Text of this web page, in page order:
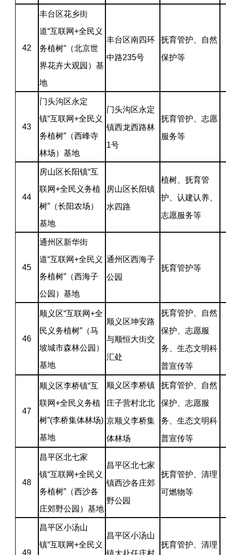
42
丰台区花乡街
道“互联网+全民义
务植树”（北京世
界花卉大观园）基
地
丰台区南四环
中路235号
抚育管护、自然
保护等
43
门头沟区永定
镇“互联网+全民义
务植树”（西峰寺
林场）基地
门头沟区永定
镇西龙西路林
1号
抚育管护、志愿
服务等
44
房山区长阳镇“互
联网+全民义务植
树”（长阳农场）
基地
房山区长阳镇
水四路
植树、抚育管
护、认建认养、
志愿服务等
45
通州区新华街
道“互联网+全民义
务植树”（西海子
公园）基地
通州区西海子
公园
抚育管护等
46
顺义区“互联网+全
民义务植树”（马
坡城市森林公园）
基地
顺义区坤安路
与顺恒大街交
汇处
抚育管护、自然
保护、志愿服
务、生态文明科
普宣传等
47
顺义区李桥镇“互
联网+全民义务植
树”(李桥集体林场)
基地
顺义区李桥镇
庄子营村北北
京顺义李桥集
体林场
抚育管护、自然
保护、志愿服
务、生态文明科
普宣传等
48
昌平区北七家
镇“互联网+全民义
务植树”（西沙各
庄郊野公园）基地
昌平区北七家
镇西沙各庄郊
野公园
抚育管护、清理
可燃物等
49
昌平区小汤山
镇“互联网+全民义
昌平区小汤山
镇大赴任庄村
抚育管护、清理